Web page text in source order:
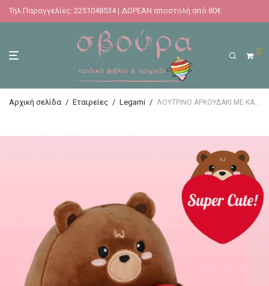
Τηλ.Παραγγελίες: 2251048534 | ΔΩΡΕΑΝ αποστολή από 80€
0
Αρχική σελίδα / Εταιρείες / Legami / ΛΟΥΤΡΙΝΟ ΑΡΚΟΥΔΑΚΙ ΜΕ ΚΑΡΔΙΑ LEGAMI PLUSH TEDDY BEAR WITH HEART – SUPER CUTE